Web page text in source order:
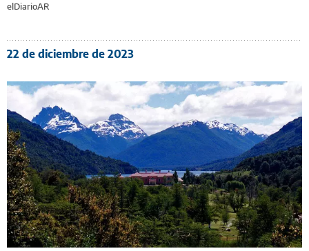
elDiarioAR
22 de diciembre de 2023